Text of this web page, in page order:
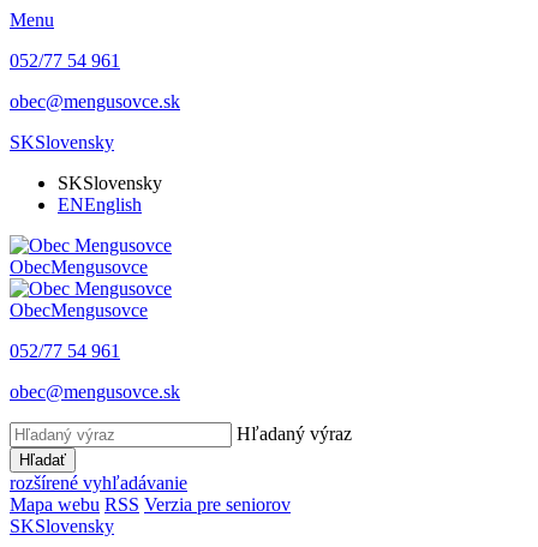
Menu
052/77 54 961
obec@mengusovce.sk
SKSlovensky
SKSlovensky
ENEnglish
ObecMengusovce
ObecMengusovce
052/77 54 961
obec@mengusovce.sk
Hľadaný výraz
Hľadať
rozšírené vyhľadávanie
Mapa webu RSS Verzia pre seniorov
SKSlovensky